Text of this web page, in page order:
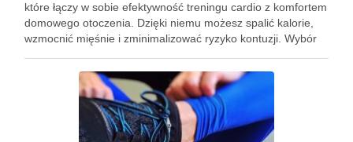
które łączy w sobie efektywność treningu cardio z komfortem
domowego otoczenia. Dzięki niemu możesz spalić kalorie,
wzmocnić mięśnie i zminimalizować ryzyko kontuzji. Wybór
dlatego warto poznać kluczowe aspekty, które pomogą …